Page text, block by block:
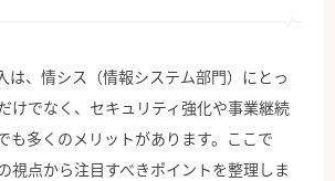
は、情シス（情報システム部門）にとっ
けでなく、セキュリティ強化や事業継続
も多くのメリットがあります。ここで
視点から注目すべきポイントを整理しま